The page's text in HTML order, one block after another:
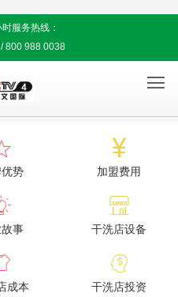
服务热线：
800 988 0038

势

加盟费用
事

干洗店设备
成本

干洗店投资